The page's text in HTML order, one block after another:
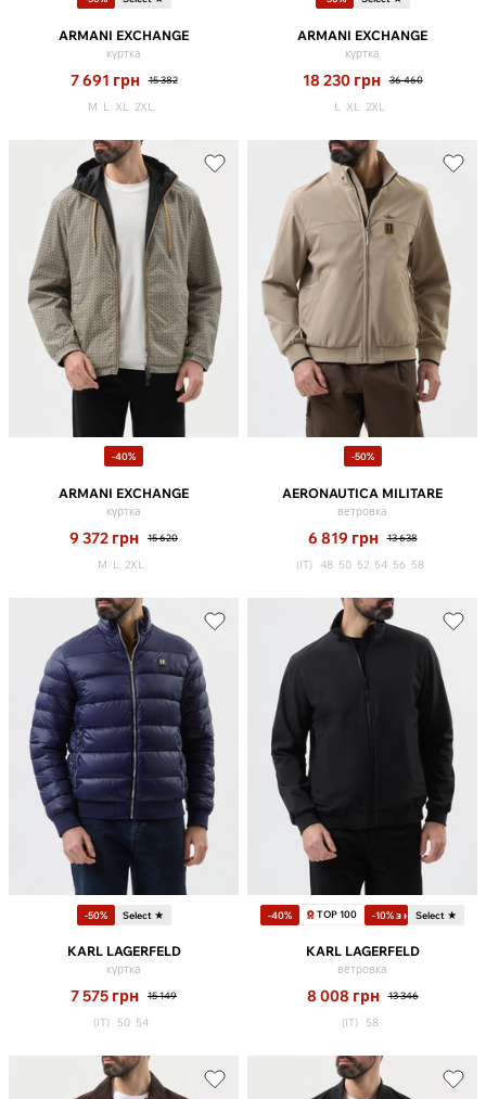
ARMANI EXCHANGE
куртка
7 691 грн 15 382
M L XL 2XL
ARMANI EXCHANGE
куртка
18 230 грн 36 460
L XL 2XL
-40%
ARMANI EXCHANGE
куртка
9 372 грн 15 620
M L 2XL
-50%
AERONAUTICA MILITARE
ветровка
6 819 грн 13 638
(IT) 48 50 52 54 56 58
-50% Select ★
KARL LAGERFELD
куртка
7 575 грн 15 149
(IT) 50 54
-40% TOP 100 -10% з кодомSelect ★
KARL LAGERFELD
ветровка
8 008 грн 13 346
(IT) 58